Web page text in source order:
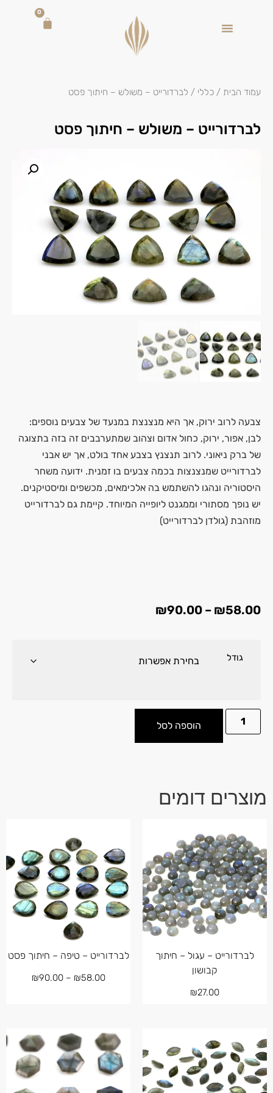
0
עמוד הבית / כללי / לברדורייט – משולש – חיתוך פסט
לברדורייט – משולש – חיתוך פסט
צבעה לרוב ירוק, אך היא מנצנצת במנעד של צבעים נוספים:
לבן, אפור, ירוק, כחול אדום וצהוב שמתערבבים זה בזה בתצוגה
של ברק ניאוני. לרוב תנצנץ בצבע אחד בולט, אך יש אבני
לברדורייט שמנצנצות בכמה צבעים בו זמנית. ידועה משחר
היסטוריה ונהגו להשתמש בה אלכימאים, מכשפים ומיסטיקנים.
יש נופך מסתורי וממגנט ליופייה המיוחד. קיימת גם לברדורייט
מוזהבת (גולדן לברדורייט)
₪58.00
–
₪90.00
גודל
הוספה לסל
מוצרים דומים
לברדורייט – עגול – חיתוך
קבושון
₪27.00
לברדורייט – טיפה – חיתוך פסט
₪58.00
–
₪90.00